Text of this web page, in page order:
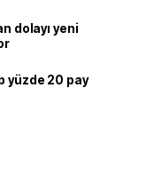
dolayı yeni
yüzde 20 pay